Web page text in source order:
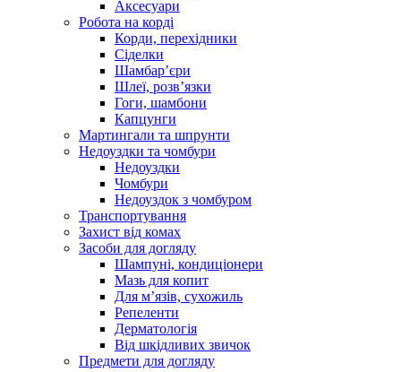
Аксесуари
Робота на корді
Корди, перехідники
Сіделки
Шамбар’єри
Шлеї, розв’язки
Гоги, шамбони
Капцунги
Мартингали та шпрунти
Недоуздки та чомбури
Недоуздки
Чомбури
Недоуздок з чомбуром
Транспортування
Захист від комах
Засоби для догляду
Шампуні, кондиціонери
Мазь для копит
Для м’язів, сухожиль
Репеленти
Дерматологія
Від шкідливих звичок
Предмети для догляду